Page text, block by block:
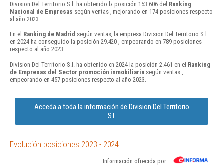
Division Del Territorio S.l. ha obtenido la posición 153.606 del Ranking
Nacional de Empresas según ventas , mejorando en 174 posiciones respecto
al año 2023.
En el Ranking de Madrid según ventas, la empresa Division Del Territorio S.l.
en 2024 ha conseguido la posición 29.420 , empeorando en 789 posiciones
respecto al año 2023.
Division Del Territorio S.l. ha obtenido en 2024 la posición 2.461 en el Ranking
de Empresas del Sector promoción inmobiliaria según ventas ,
empeorando en 457 posiciones respecto al año 2023.
Acceda a toda la información de Division Del Territorio
S.l.
Evolución posiciones 2023 - 2024
Información ofrecida por